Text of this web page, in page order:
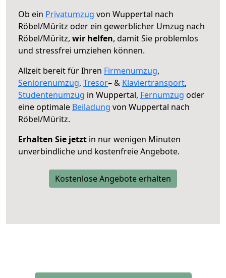
Ob ein Privatumzug von Wuppertal nach
Röbel/Müritz oder ein gewerblicher Umzug nach
Röbel/Müritz, wir helfen, damit Sie problemlos
und stressfrei umziehen können.
Allzeit bereit für Ihren Firmenumzug,
Seniorenumzug, Tresor– & Klaviertransport,
Studentenumzug in Wuppertal, Fernumzug oder
eine optimale Beiladung von Wuppertal nach
Röbel/Müritz.
Erhalten Sie jetzt in nur wenigen Minuten
unverbindliche und kostenfreie Angebote.
Kostenlose Angebote erhalten